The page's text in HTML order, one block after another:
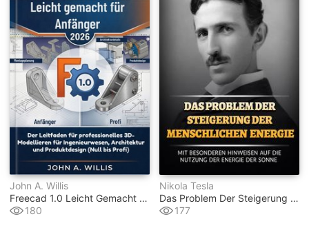
John A. Willis
Freecad 1.0 Leicht Gemacht Für Anfänger 2026
180
Nikola Tesla
Das Problem Der Steigerung Der Menschlichen Energie (übersetzt)
177